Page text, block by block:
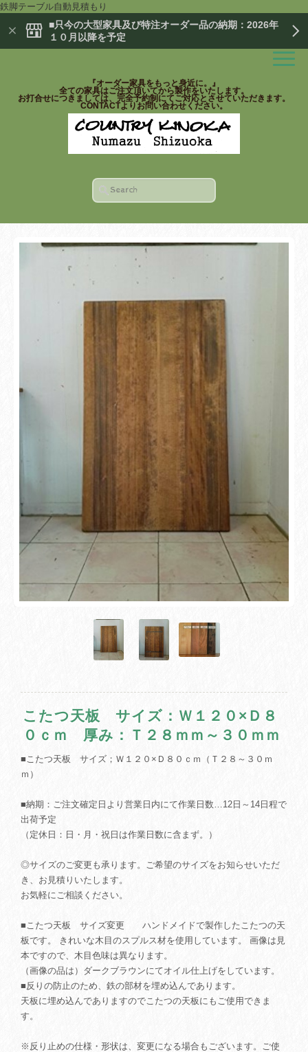
鉄脚テーブル自動見積もり
■只今の大型家具及び特注オーダー品の納期：2026年
１０月以降を予定
『オーダー家具をもっと身近に。』
全ての家具はご注文頂いてから製作をいたします。
お打合せにつきましては、完全予約制にてご対応とさせていただきます。
CONTACTよりお問い合わせください。
こたつ天板 サイズ：Ｗ１２０×Ｄ８
０ｃｍ 厚み：Ｔ２８ｍｍ～３０ｍｍ
■こたつ天板 サイズ；Ｗ１２０×Ｄ８０ｃｍ（Ｔ２８～３０ｍ
ｍ）
■納期：ご注文確定日より営業日内にて作業日数…12日～14日程で
出荷予定
（定休日：日・月・祝日は作業日数に含まず。）
◎サイズのご変更も承ります。ご希望のサイズをお知らせいただ
き、お見積りいたします。
お気軽にご相談ください。
■こたつ天板 サイズ変更 ハンドメイドで製作したこたつの天
板です。 きれいな木目のスプルス材を使用しています。 画像は見
本ですので、木目色味は異なります。
（画像の品は）ダークブラウンにてオイル仕上げをしています。
■反りの防止のため、鉄の部材を埋め込んであります。
天板に埋め込んでありますのでこたつの天板にもご使用できま
す。
※反り止めの仕様・形状は、変更になる場合もございます。ご使